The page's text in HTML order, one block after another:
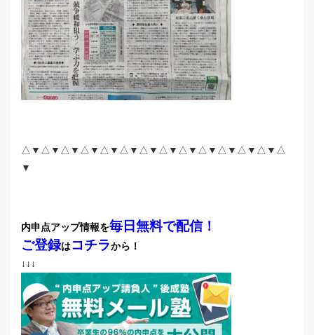
△▼△▼△▼△▼△▼△▼△▼△▼△▼△▼△▼△▼△▼△
▼
内申点アップ情報を毎日無料で配信！
ご登録はコチラから！
↓↓↓